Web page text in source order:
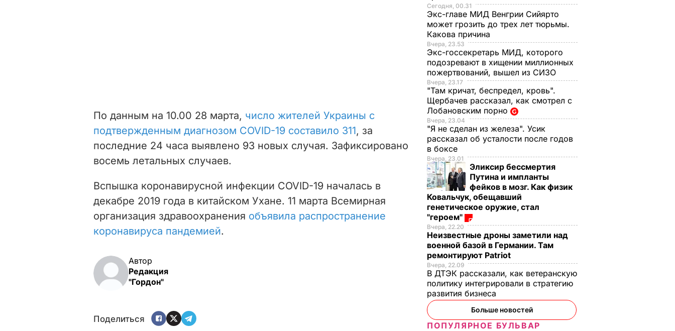
По данным на 10.00 28 марта, число жителей Украины с
подтвержденным диагнозом COVID-19 составило 311, за
последние 24 часа выявлено 93 новых случая. Зафиксировано
восемь летальных случаев.
Вспышка коронавирусной инфекции COVID-19 началась в
декабре 2019 года в китайском Ухане. 11 марта Всемирная
организация здравоохранения объявила распространение
коронавируса пандемией.
Автор
Редакция
"Гордон"
Поделиться
Сегодня, 00.31
Экс-главе МИД Венгрии Сийярто
может грозить до трех лет тюрьмы.
Какова причина
Вчера, 23.53
Экс-госсекретарь МИД, которого
подозревают в хищении миллионных
пожертвований, вышел из СИЗО
Вчера, 23.17
"Там кричат, беспредел, кровь".
Щербачев рассказал, как смотрел с
Лобановским порно
Вчера, 23.04
"Я не сделан из железа". Усик
рассказал об усталости после годов
в боксе
Вчера, 23.01
Эликсир бессмертия
Путина и импланты
фейков в мозг. Как физик
Ковальчук, обещавший
генетическое оружие, стал
"героем"
Вчера, 22.20
Неизвестные дроны заметили над
военной базой в Германии. Там
ремонтируют Patriot
Вчера, 22.09
В ДТЭК рассказали, как ветеранскую
политику интегрировали в стратегию
развития бизнеса
Больше новостей
ПОПУЛЯРНОЕ БУЛЬВАР